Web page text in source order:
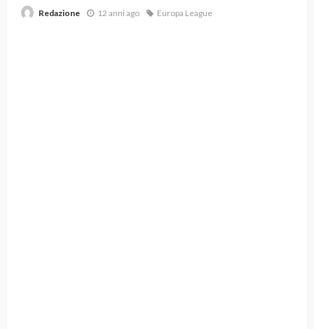
Redazione 12 anni ago Europa League